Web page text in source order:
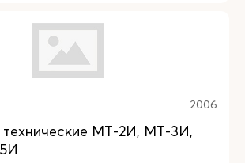
2006
МТ-2И, МТ-3И,